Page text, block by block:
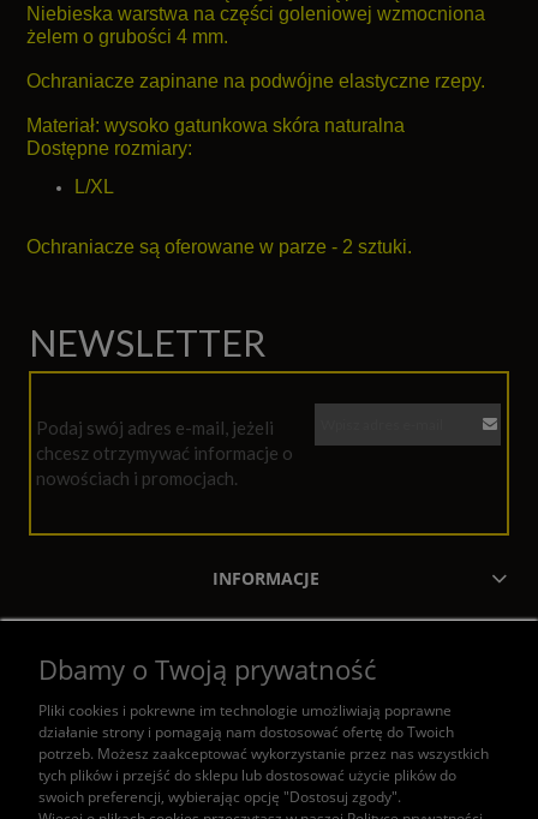
Niebieska warstwa na części goleniowej wzmocniona
żelem o grubości 4 mm.
Ochraniacze zapinane na podwójne elastyczne rzepy.
Materiał: wysoko gatunkowa skóra naturalna
Dostępne rozmiary:
L/XL
Ochraniacze są oferowane w parze - 2 sztuki.
NEWSLETTER
Podaj swój adres e-mail, jeżeli
chcesz otrzymywać informacje o
nowościach i promocjach.
INFORMACJE
POMOC
KONTAKT
Dbamy o Twoją prywatność
Pliki cookies i pokrewne im technologie umożliwiają poprawne
działanie strony i pomagają nam dostosować ofertę do Twoich
potrzeb. Możesz zaakceptować wykorzystanie przez nas wszystkich
tych plików i przejść do sklepu lub dostosować użycie plików do
swoich preferencji, wybierając opcję "Dostosuj zgody".